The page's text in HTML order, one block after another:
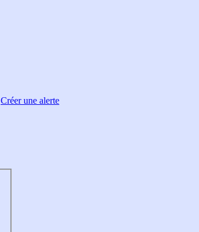
Créer une alerte